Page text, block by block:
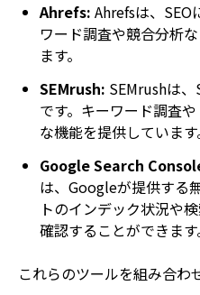
Ahrefs: Ahrefsは、SEO
ワード調査や競合分析
ます。
SEMrush: SEMrushは
です。キーワード調査
な機能を提供しています
Google Search
は、Googleが提供する
トのインデック状況や
確認することができます
これらのツールを組み合わ